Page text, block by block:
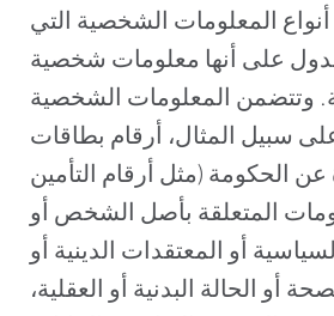
المعلومات الشخصية التي
على أنها معلومات شخصية
وتتضمن المعلومات الشخصية
سبيل المثال، أرقام بطاقات
عن الحكومة (مثل أرقام التأمين
المتعلقة بأصل الشخص أو
أو المعتقدات الدينية أو
أو الحالة البدنية أو العقلية،